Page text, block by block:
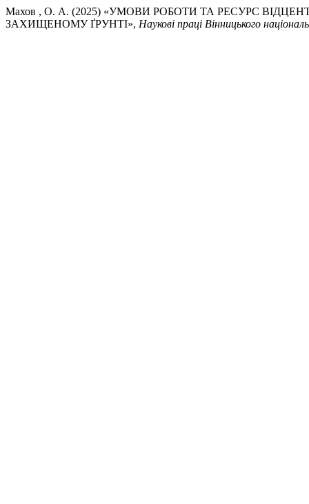
Махов , О. А. (2025) «УМОВИ РОБОТИ ТА РЕСУРС
ЗАХИЩЕНОМУ ҐРУНТІ», Наукові праці Вінницького